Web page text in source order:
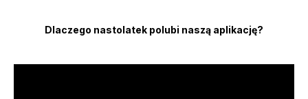
Dlaczego nastolatek polubi naszą aplikację?